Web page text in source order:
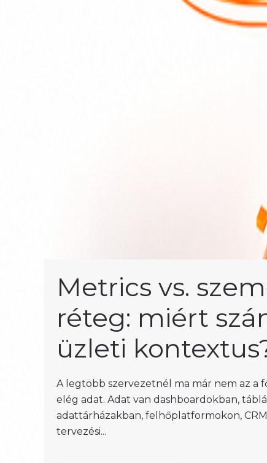
Metrics vs.
réteg: miért
üzleti
A legtöbb szervezetnél ma már nem az a
elég adat. Adat van dashboardokban,
adattárházakban, felhőplatformokon,
tervezési...